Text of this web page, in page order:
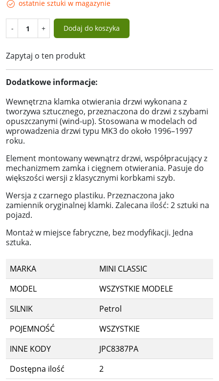
ostatnie sztuki w magazynie
- + Dodaj do koszyka
Zapytaj o ten produkt
Dodatkowe informacje:
Wewnętrzna klamka otwierania drzwi wykonana z
tworzywa sztucznego, przeznaczona do drzwi z szybami
opuszczanymi (wind-up). Stosowana w modelach od
wprowadzenia drzwi typu MK3 do około 1996–1997
roku.
Element montowany wewnątrz drzwi, współpracujący z
mechanizmem zamka i cięgnem otwierania. Pasuje do
większości wersji z klasycznymi korbkami szyb.
Wersja z czarnego plastiku. Przeznaczona jako
zamiennik oryginalnej klamki. Zalecana ilość: 2 sztuki na
pojazd.
Montaż w miejsce fabryczne, bez modyfikacji. Jedna
sztuka.
MARKA
MINI CLASSIC
MODEL
WSZYSTKIE MODELE
SILNIK
Petrol
POJEMNOŚĆ
WSZYSTKIE
INNE KODY
JPC8387PA
Dostępna ilość
2